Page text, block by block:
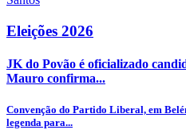
Eleições 2026
JK do Povão é oficializado
Mauro confirma...
Convenção do Partido Liberal, em
legenda para...